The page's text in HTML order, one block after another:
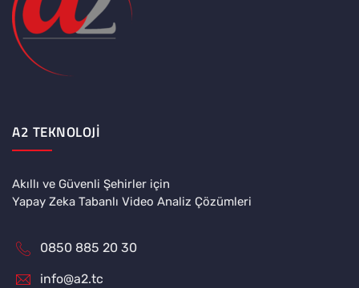
A2 TEKNOLOJI
Akıllı ve Güvenli Şehirler için
Yapay Zeka Tabanlı Video Analiz Çözümleri
0850 885 20 30
info@a2.tc